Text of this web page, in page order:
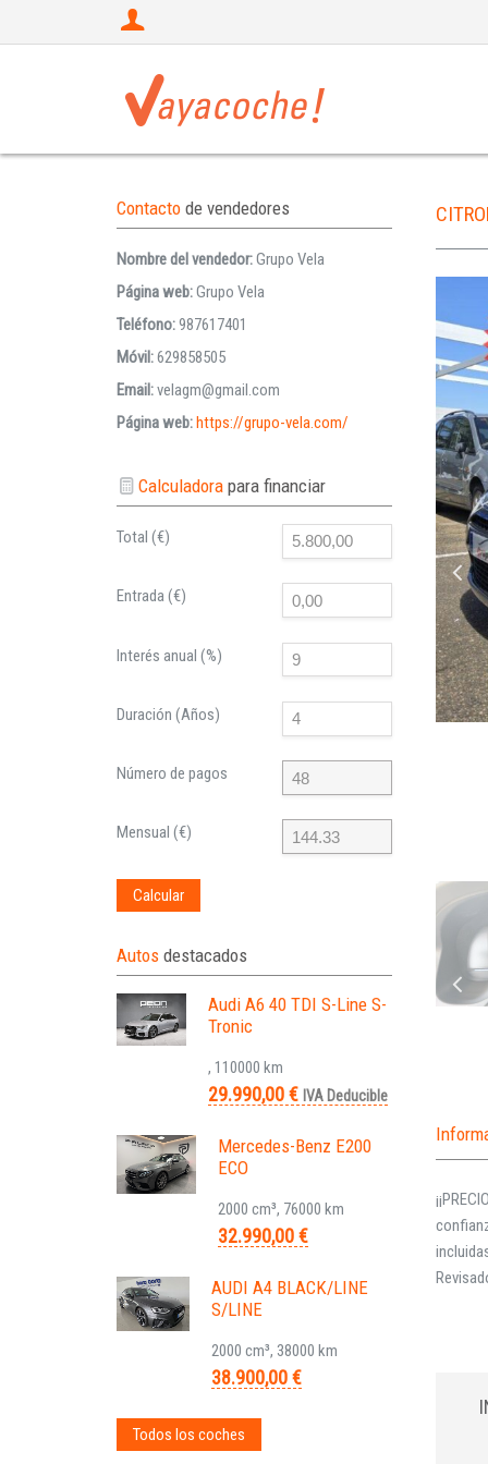
Contacto de vendedores
Nombre del vendedor:Grupo Vela
Página web:Grupo Vela
Teléfono:987617401
Móvil:629858505
Email:velagm@gmail.com
Página web:https://grupo-vela.com/
Calculadorapara financiar
Total (€)
Entrada (€)
Interés anual (%)
Duración (Años)
Número de pagos
Mensual (€)
Calcular
Autos destacados
Audi A6 40 TDI S-Line S-
Tronic
, 110000 km
29.990,00 €IVA Deducible
Mercedes-Benz E200
ECO
2000 cm³, 76000 km
32.990,00 €
AUDI A4 BLACK/LINE
S/LINE
2000 cm³, 38000 km
38.900,00 €
Todos los coches